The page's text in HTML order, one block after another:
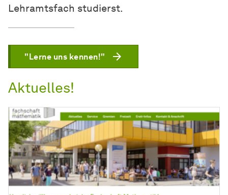
Lehramtsfach studierst.
"Lerne uns kennen!"
Aktuelles!